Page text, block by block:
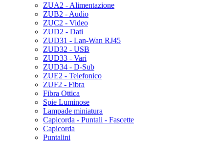
ZUA2 - Alimentazione
ZUB2 - Audio
ZUC2 - Video
ZUD2 - Dati
ZUD31 - Lan-Wan RJ45
ZUD32 - USB
ZUD33 - Vari
ZUD34 - D-Sub
ZUE2 - Telefonico
ZUF2 - Fibra
Fibra Ottica
Spie Luminose
Lampade miniatura
Capicorda - Puntali - Fascette
Capicorda
Puntalini